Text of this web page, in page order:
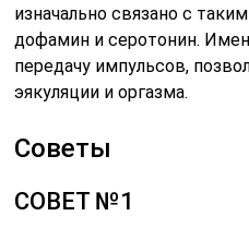
изначально связано с
дофамин и серотонин.
передачу импульсов,
эякуляции и оргазма.
Советы
СОВЕТ №1